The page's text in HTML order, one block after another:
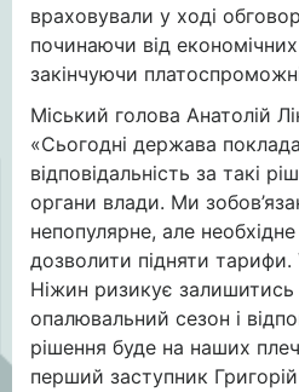
враховували у ході
починаючи від економічних
закінчуючи
Міський голова Анатолій
«Сьогодні держава
відповідальність за такі
органи влади. Ми
непопулярне, але
дозволити підняти тарифи.
Ніжин ризикує залишитись
опалювальний сезон і
рішення буде на наших
перший заступник